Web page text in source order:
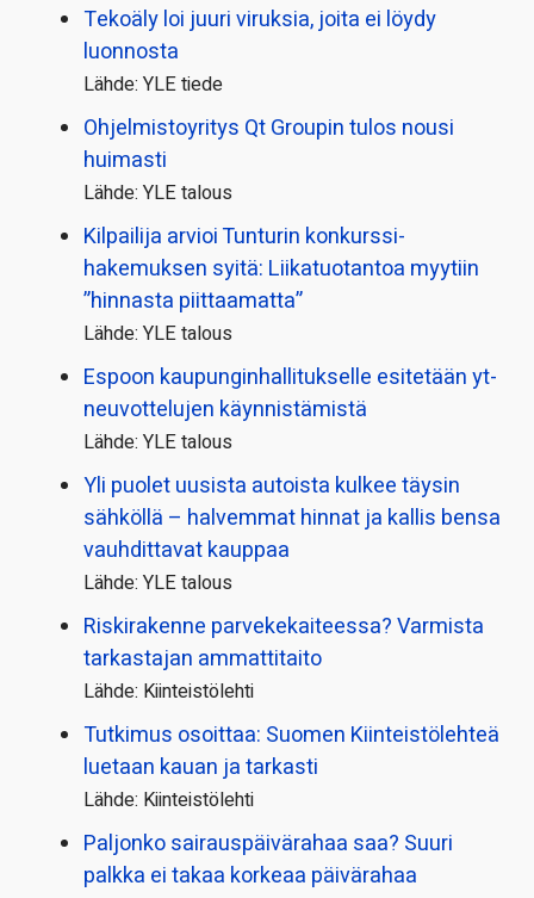
Tekoäly loi juuri viruksia, joita ei löydy
luonnosta
Lähde: YLE tiede
Ohjelmistoyritys Qt Groupin tulos nousi
huimasti
Lähde: YLE talous
Kilpailija arvioi Tunturin konkurssi­
hakemuksen syitä: Liikatuotantoa myytiin
”hinnasta piittaamatta”
Lähde: YLE talous
Espoon kaupungin­hallitukselle esitetään yt-
neuvottelujen käynnistämistä
Lähde: YLE talous
Yli puolet uusista autoista kulkee täysin
sähköllä – halvemmat hinnat ja kallis bensa
vauhdittavat kauppaa
Lähde: YLE talous
Riskirakenne parvekekaiteessa? Varmista
tarkastajan ammattitaito
Lähde: Kiinteistölehti
Tutkimus osoittaa: Suomen Kiinteistölehteä
luetaan kauan ja tarkasti
Lähde: Kiinteistölehti
Paljonko sairauspäivä­rahaa saa? Suuri
palkka ei takaa korkeaa päivärahaa